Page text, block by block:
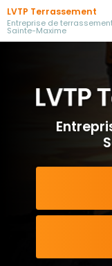
Aller
au
contenu
principal
LVTP Terrassement
Entreprise de terrassement à
Sainte-Maxime